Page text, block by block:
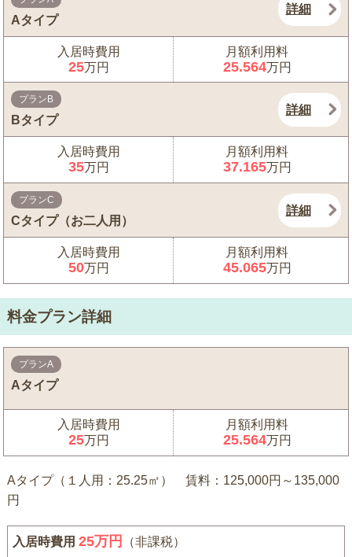
Aタイプ
詳細
入居時費用
25万円
月額利用料
25.564万円
プランB
Bタイプ
詳細
入居時費用
35万円
月額利用料
37.165万円
プランC
Cタイプ（お二人用）
詳細
入居時費用
50万円
月額利用料
45.065万円
料金プラン詳細
プランA
Aタイプ
入居時費用
25万円
月額利用料
25.564万円
Aタイプ（１人用：25.25㎡） 賃料：125,000円～135,000
円
入居時費用25万円 （非課税）